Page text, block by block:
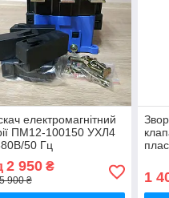
електромагнітний
ПМ12-100150 УХЛ4
50 Гц
2 950₴
900 ₴ 1